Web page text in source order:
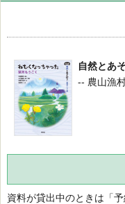
自然とあ
-- 農山漁
資料が貸出中のときは「